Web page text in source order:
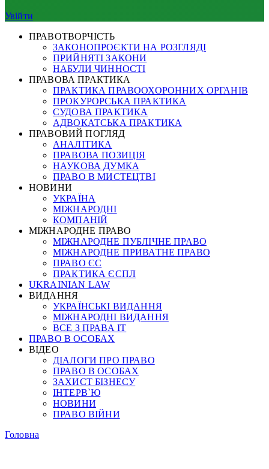
Увійти
ПРАВОТВОРЧІСТЬ
ЗАКОНОПРОЄКТИ НА РОЗГЛЯДІ
ПРИЙНЯТІ ЗАКОНИ
НАБУЛИ ЧИННОСТІ
ПРАВОВА ПРАКТИКА
ПРАКТИКА ПРАВООХОРОННИХ ОРГАНІВ
ПРОКУРОРСЬКА ПРАКТИКА
СУДОВА ПРАКТИКА
АДВОКАТСЬКА ПРАКТИКА
ПРАВОВИЙ ПОГЛЯД
АНАЛІТИКА
ПРАВОВА ПОЗИЦІЯ
НАУКОВА ДУМКА
ПРАВО В МИСТЕЦТВІ
НОВИНИ
УКРАЇНА
МІЖНАРОДНІ
КОМПАНІЙ
МІЖНАРОДНЕ ПРАВО
МІЖНАРОДНЕ ПУБЛІЧНЕ ПРАВО
МІЖНАРОДНЕ ПРИВАТНЕ ПРАВО
ПРАВО ЄС
ПРАКТИКА ЄСПЛ
UKRAINIAN LAW
ВИДАННЯ
УКРАЇНСЬКІ ВИДАННЯ
МІЖНАРОДНІ ВИДАННЯ
ВСЕ З ПРАВА ІТ
ПРАВО В ОСОБАХ
ВІДЕО
ДІАЛОГИ ПРО ПРАВО
ПРАВО В ОСОБАХ
ЗАХИСТ БІЗНЕСУ
ІНТЕРВ`Ю
НОВИНИ
ПРАВО ВІЙНИ
Головна